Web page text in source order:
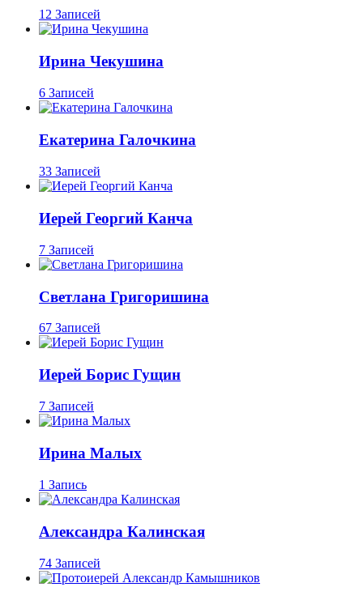
12 Записей
Ирина Чекушина
6 Записей
Екатерина Галочкина
33 Записей
Иерей Георгий Канча
7 Записей
Светлана Григоришина
67 Записей
Иерей Борис Гущин
7 Записей
Ирина Малых
1 Запись
Александра Калинская
74 Записей